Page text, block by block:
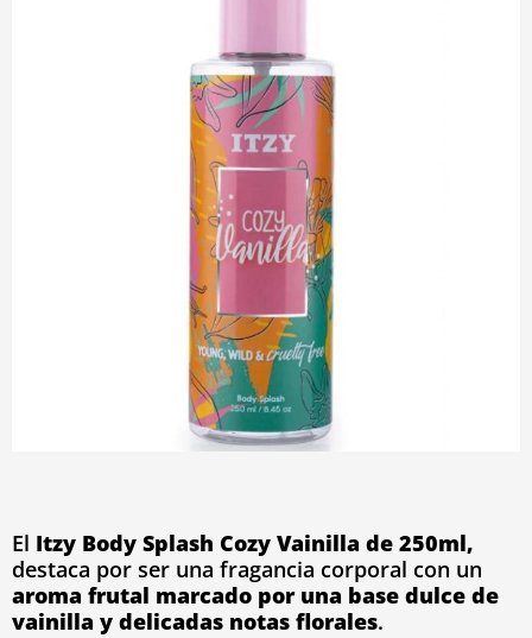
El Itzy Body Splash Cozy Vainilla de 250ml,
destaca por ser una fragancia corporal con un
aroma frutal marcado por una base dulce de
vainilla y delicadas notas florales.